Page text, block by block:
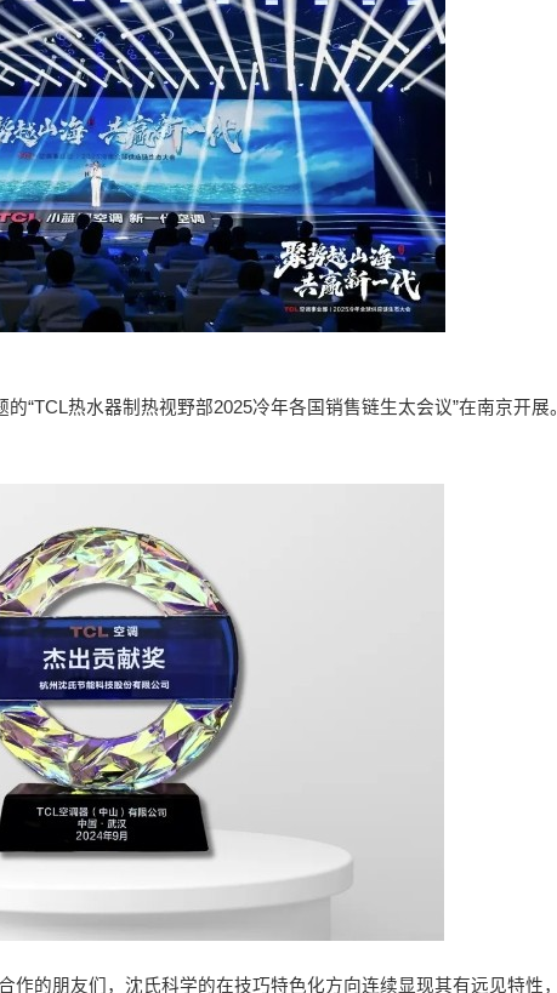
“TCL热水器制热视野部2025冷年各国销售链生太会议”在南京开展
作的朋友们，沈氏科学的在技巧特色化方向连续显现其有远见特性